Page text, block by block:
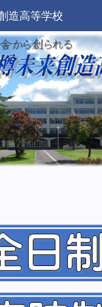
造高等学校